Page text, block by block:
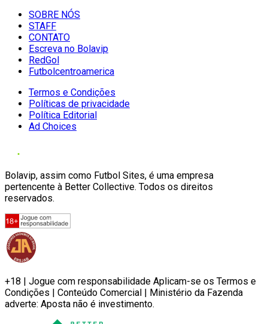
SOBRE NÓS
STAFF
CONTATO
Escreva no Bolavip
RedGol
Futbolcentroamerica
Termos e Condições
Políticas de privacidade
Política Editorial
Ad Choices
Bolavip, assim como Futbol Sites, é uma empresa
pertencente à Better Collective. Todos os direitos
reservados.
+18 | Jogue com responsabilidade Aplicam-se os Termos e
Condições | Conteúdo Comercial | Ministério da Fazenda
adverte: Aposta não é investimento.